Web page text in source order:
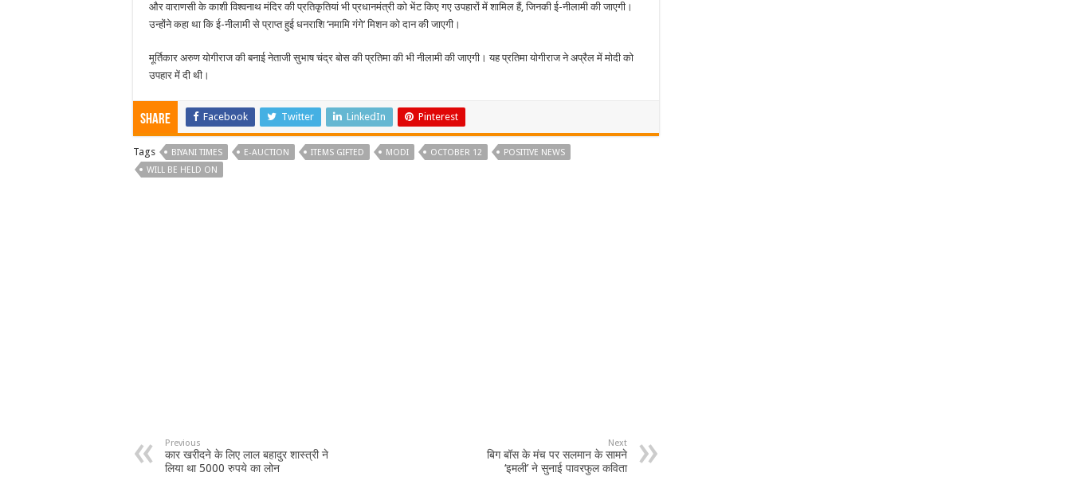
और वाराणसी के काशी विश्वनाथ मंदिर की प्रतिकृतियां भी प्रधानमंत्री को भेंट किए गए उपहारों में शामिल हैं, जिनकी ई-नीलामी की जाएगी।
उन्होंने कहा था कि ई-नीलामी से प्राप्त हुई धनराशि ‘नमामि गंगे’ मिशन को दान की जाएगी।
मूर्तिकार अरुण योगीराज की बनाई नेताजी सुभाष चंद्र बोस की प्रतिमा की भी नीलामी की जाएगी। यह प्रतिमा योगीराज ने अप्रैल में मोदी को
उपहार में दी थी।
Share Facebook Twitter LinkedIn Pinterest
Tags BIYANI TIMES E-AUCTION ITEMS GIFTED MODI OCTOBER 12
POSITIVE NEWS
WILL BE HELD ON
Previous
कार खरीदने के लिए लाल बहादुर शास्त्री ने
लिया था 5000 रुपये का लोन
Next
बिग बॉस के मंच पर सलमान के सामने
‘इमली’ ने सुनाई पावरफुल कविता